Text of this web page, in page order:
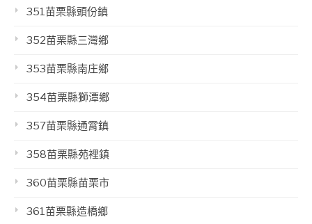
351苗栗縣頭份鎮
352苗栗縣三灣鄉
353苗栗縣南庄鄉
354苗栗縣獅潭鄉
357苗栗縣通霄鎮
358苗栗縣苑裡鎮
360苗栗縣苗栗市
361苗栗縣造橋鄉